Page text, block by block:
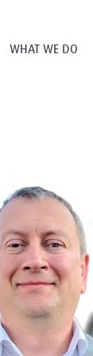
WHAT WE DO